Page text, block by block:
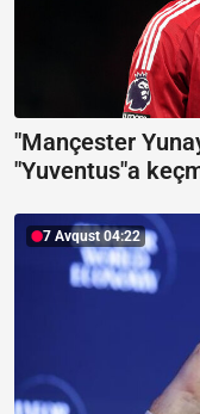
"Mançester
"Yuventus"a
7 Avqust 04:22